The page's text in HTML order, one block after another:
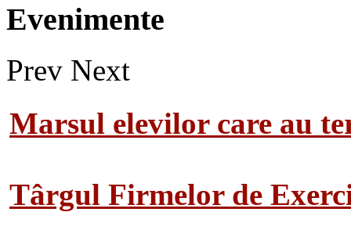
Evenimente
Prev Next
Marsul elevilor care au
Târgul Firmelor de